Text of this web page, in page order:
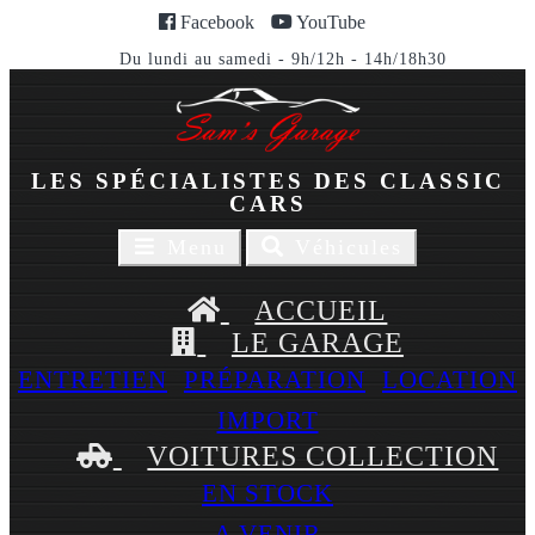
Facebook YouTube
Du lundi au samedi - 9h/12h - 14h/18h30
LES SPÉCIALISTES DES CLASSIC
CARS
navigaion
navigation
ACCUEIL
LE GARAGE
ENTRETIEN PRÉPARATION
LOCATION
IMPORT
VOITURES COLLECTION
EN STOCK